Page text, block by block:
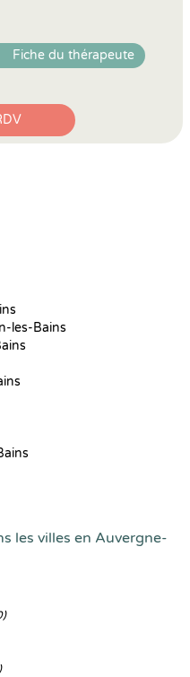
Fiche du thérapeute
les-Bains
les villes en Auvergne-